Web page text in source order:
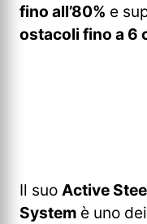
fino all’80% e
ostacoli fino a 6
Il suo Active
System è uno